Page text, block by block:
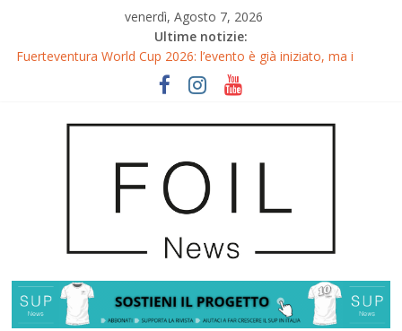
venerdì, Agosto 7, 2026
Ultime notizie:
Fuerteventura World Cup 2026: l’evento è già iniziato, ma i
riflettori si accendono sul Wingfoil!
Fuerteventura FreeFly-Slalom 2026: Cappuzzo e Belloeuvre
Gran Canaria GWA Wingfoil World Cup 2026: Spettacolo e
adrenalina a Pozo Izquierdo